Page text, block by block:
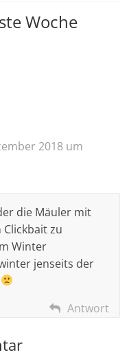
Woche
2018 um
die Mäuler mit
zu
Winter
jenseits der
Antwort